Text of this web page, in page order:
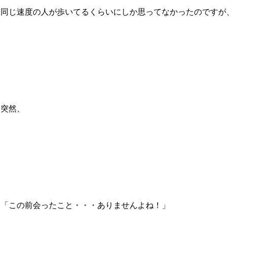
同じ速度の人が歩いてるくらいにしか思ってなかったのですが、
突然、
「この前会ったこと・・・ありませんよね！」